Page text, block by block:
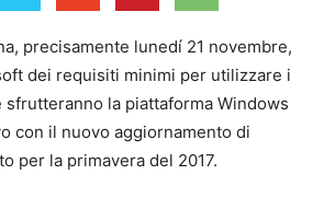
precisamente lunedí 21 novembre,
dei requisiti minimi per utilizzare i
sfrutteranno la piattaforma Windows
con il nuovo aggiornamento di
per la primavera del 2017.